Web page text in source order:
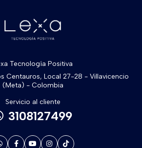
Tecnología Positiva
Centauros, Local 27-28 - Villavicencio
(Meta) - Colombia
Servicio al cliente
3108127499